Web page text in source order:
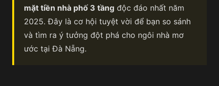
Căn Hộ
Khách Sạn
Thương Mại – Dịch Vụ
Trường Học
Văn Phòng Làm Việc
Giới thiệu
mặt tiền nhà phố 3 tầng độc đáo nhất năm
2025. Đây là cơ hội tuyệt vời để bạn so sánh
và tìm ra ý tưởng đột phá cho ngôi nhà mơ
ước tại Đà Nẵng.